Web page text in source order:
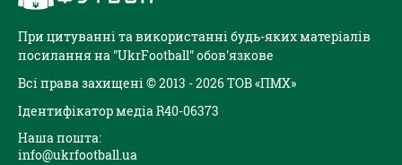
При цитуванні та використанні будь-яких матеріалів
посилання на "UkrFootball" обов'язкове
Всі права захищені © 2013 - 2026 ТОВ «ПМХ»
Ідентифікатор медіа R40-06373
Наша пошта:
info@ukrfootball.ua